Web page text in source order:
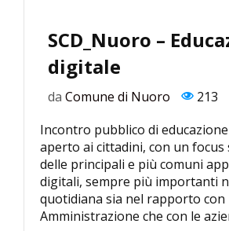
SCD_Nuoro –
digitale
da Comune di Nuoro
213
Incontro pubblico di
aperto ai cittadini, con un focus
delle principali e più comuni
digitali, sempre più importanti
quotidiana sia nel rapporto con
Amministrazione che con le